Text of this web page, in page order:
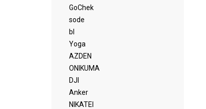
GoChek
sode
bl
Yoga
AZDEN
ONIKUMA
DJI
Anker
NIKATEI